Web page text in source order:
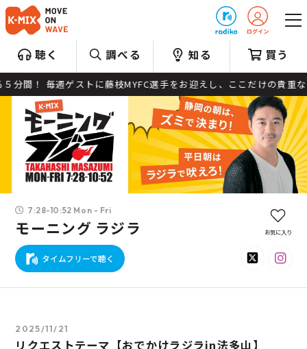
聴く 調べる 知る 買う
！ 毎週ゲストに藤枝MYFC選手をお迎えし、ここだけの貴重
7:28-10:52 Mon - Fri
モーニング ラジラ
タイムフリーで聴く
お気に入り
2025/11/21
リクエストテーマ【おでかけラジラin法多山】